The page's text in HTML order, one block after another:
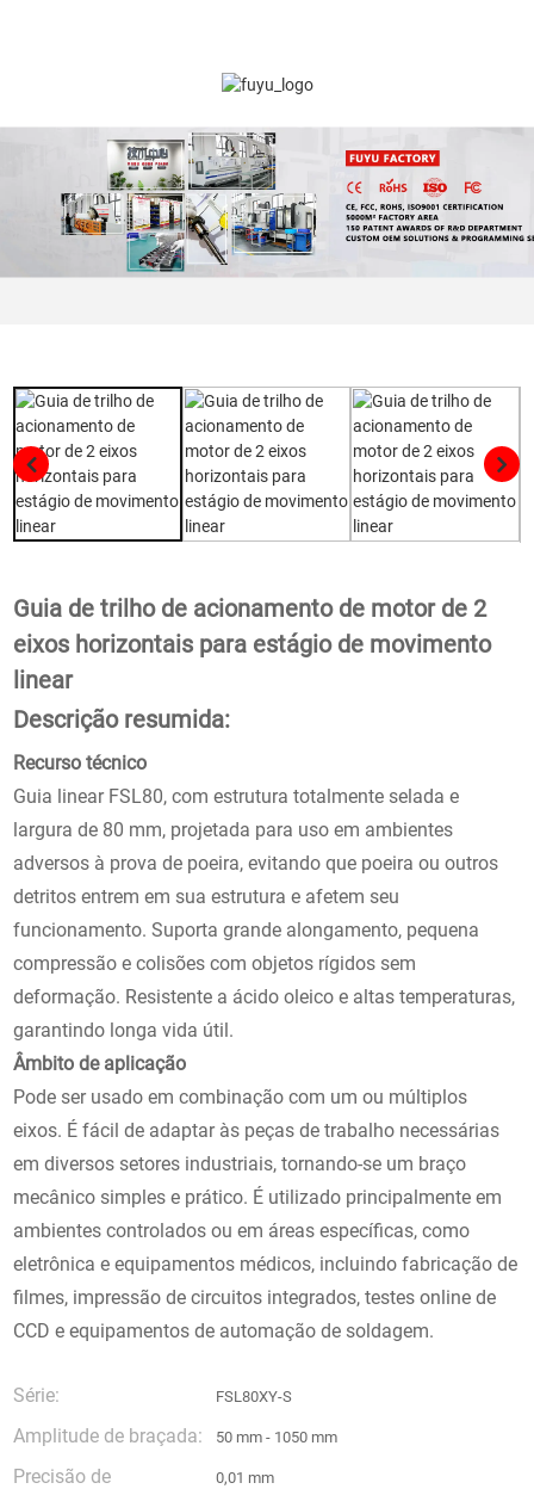
Guia de trilho de acionamento de motor de 2
eixos horizontais para estágio de movimento
linear
Descrição resumida:
Recurso técnico
Guia linear FSL80, com estrutura totalmente selada e
largura de 80 mm, projetada para uso em ambientes
adversos à prova de poeira, evitando que poeira ou outros
detritos entrem em sua estrutura e afetem seu
funcionamento. Suporta grande alongamento, pequena
compressão e colisões com objetos rígidos sem
deformação. Resistente a ácido oleico e altas temperaturas,
garantindo longa vida útil.
Âmbito de aplicação
Pode ser usado em combinação com um ou múltiplos
eixos. É fácil de adaptar às peças de trabalho necessárias
em diversos setores industriais, tornando-se um braço
mecânico simples e prático. É utilizado principalmente em
ambientes controlados ou em áreas específicas, como
eletrônica e equipamentos médicos, incluindo fabricação de
filmes, impressão de circuitos integrados, testes online de
CCD e equipamentos de automação de soldagem.
Série: FSL80XY-S
Amplitude de braçada: 50 mm - 1050 mm
Precisão de
0,01 mm